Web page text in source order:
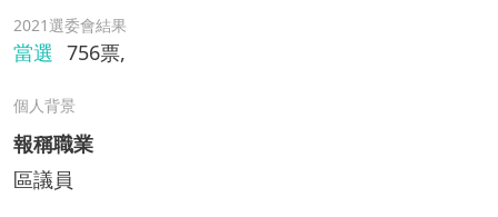
2021選委會結果
當選 756票,
個人背景
報稱職業
區議員